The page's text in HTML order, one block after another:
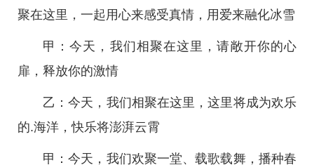
聚在这里，一起用心来感受真情，用爱来融化冰雪
甲：今天，我们相聚在这里，请敞开你的心
扉，释放你的激情
乙：今天，我们相聚在这里，这里将成为欢乐
的.海洋，快乐将澎湃云霄
甲：今天，我们欢聚一堂、载歌载舞，播种春